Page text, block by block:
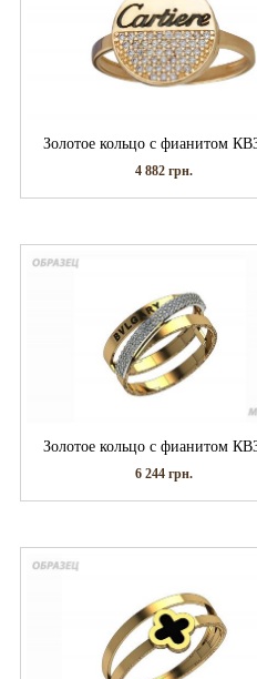
Золотое кольцо с фианитом
4 882 грн.
Золотое кольцо с фианитом
6 244 грн.